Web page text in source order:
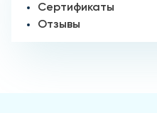
Сертификаты
Отзывы